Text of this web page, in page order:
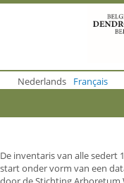
o
m
o
n
t
Nederlands Français
De inventaris van alle sedert
start onder vorm van een